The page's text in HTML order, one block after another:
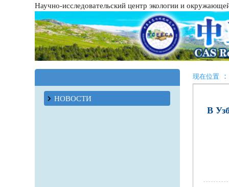
Научно-исследовательский центр экологии и
НОВОСТИ
现在位置：
В